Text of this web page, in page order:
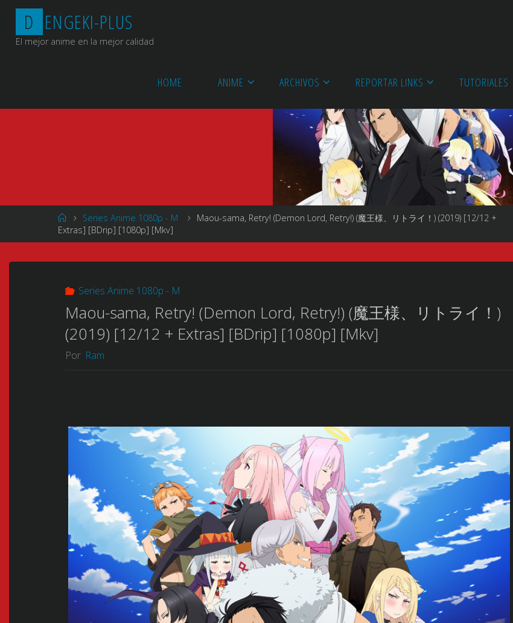
Saltar
contenido
D ENGEKI-PLUS
El mejor anime en la mejor calidad
HOME ANIME ARCHIVOS REPORTAR LINKS TUTORIALES
Página
de
Inicio
Series Anime 1080p - M
Maou-sama, Retry! (Demon Lord, Retry!) (魔王様、リトライ！) (2019) [12/12 +
Extras] [BDrip] [1080p] [Mkv]
Series Anime 1080p - M
Maou-sama, Retry! (Demon Lord, Retry!) (魔王様、リトライ！)
(2019) [12/12 + Extras] [BDrip] [1080p] [Mkv]
Por Ram